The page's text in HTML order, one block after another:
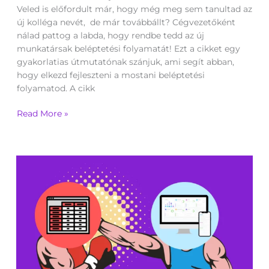
Veled is előfordult már, hogy még meg sem tanultad az
új kolléga nevét, de már továbbállt? Cégvezetőként
nálad pattog a labda, hogy rendbe tedd az új
munkatársak beléptetési folyamatát! Ezt a cikket egy
gyakorlatias útmutatónak szánjuk, ami segít abban,
hogy elkezd fejleszteni a mostani beléptetési
folyamatod. A cikk
Read More »